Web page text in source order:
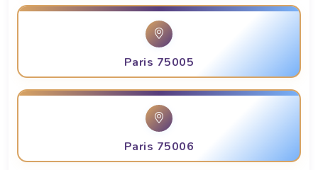
Paris 75005
Paris 75006